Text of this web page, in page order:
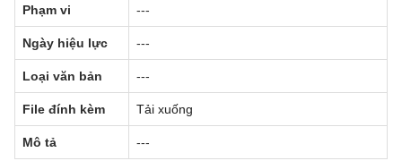
Phạm vi ---
Ngày hiệu lực ---
Loại văn bản ---
File đính kèm Tải xuống
Mô tả ---